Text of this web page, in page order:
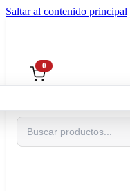
Saltar al contenido principal
Buscar
0